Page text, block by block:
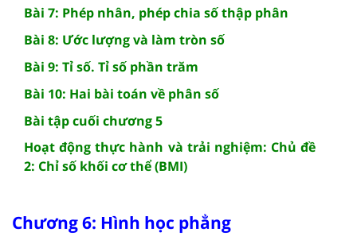
Bài 7: Phép nhân, phép chia số thập phân
Bài 8: Ước lượng và làm tròn số
Bài 9: Tỉ số. Tỉ số phần trăm
Bài 10: Hai bài toán về phân số
Bài tập cuối chương 5
Hoạt động thực hành và trải nghiệm: Chủ đề
2: Chỉ số khối cơ thể (BMI)
Chương 6: Hình học phẳng